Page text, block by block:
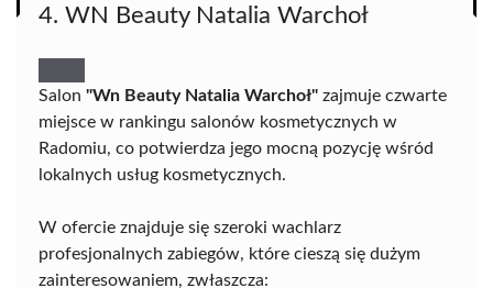
4. WN Beauty Natalia Warchoł
Salon "Wn Beauty Natalia Warchoł" zajmuje czwarte
miejsce w rankingu salonów kosmetycznych w
Radomiu, co potwierdza jego mocną pozycję wśród
lokalnych usług kosmetycznych.
W ofercie znajduje się szeroki wachlarz
profesjonalnych zabiegów, które cieszą się dużym
zainteresowaniem, zwłaszcza: